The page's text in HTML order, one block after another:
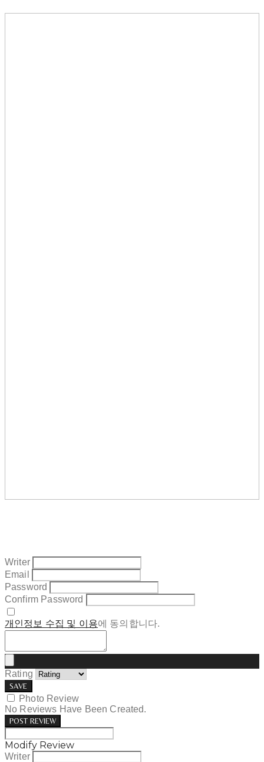
Writer
Email
Password
Confirm Password
개인정보 수집 및 이용에 동의합니다.
Rating
SAVE
Photo Review
No Reviews Have Been Created.
POST REVIEW
Modify Review
Writer